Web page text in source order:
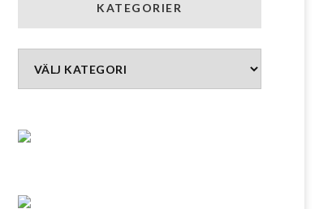
KATEGORIER
Kategorier